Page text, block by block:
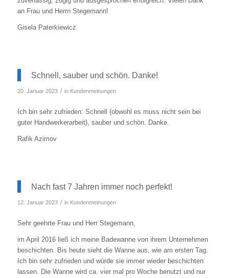
an Frau und Herrn Stegemann!
Gisela Paterkiewicz
Schnell, sauber und schön. Danke!
20. Januar 2023 / in Kundenmeinungen
Ich bin sehr zufrieden: Schnell (obwohl es muss nicht sein bei
guter Handwerkerarbeit), sauber und schön. Danke.
Rafik Azimov
Nach fast 7 Jahren immer noch perfekt!
12. Januar 2023 / in Kundenmeinungen
Sehr geehrte Frau und Herr Stegemann,
im April 2016 ließ ich meine Badewanne von ihrem Unternehmen
beschichten. Bis heute sieht die Wanne aus, wie am ersten Tag.
Ich bin sehr zufrieden und würde sie immer wieder beschichten
lassen. Die Wanne wird ca. vier mal pro Woche benutzt und nur